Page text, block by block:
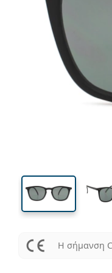
41 mm
Ύψος φακού
Η σήμανση